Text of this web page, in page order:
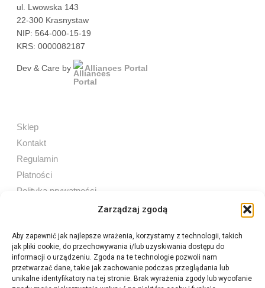
Zarządzaj zgodą
Aby zapewnić jak najlepsze wrażenia, korzystamy z technologii, takich
jak pliki cookie, do przechowywania i/lub uzyskiwania dostępu do
informacji o urządzeniu. Zgoda na te technologie pozwoli nam
przetwarzać dane, takie jak zachowanie podczas przeglądania lub
unikalne identyfikatory na tej stronie. Brak wyrażenia zgody lub wycofanie
ul. Lwowska 143
22-300 Krasnystaw
NIP: 564-000-15-19
KRS: 0000082187
Dev & Care by Alliances Portal
Sklep
Kontakt
Regulamin
Płatności
Polityka prywatności
Sprzedaż internetowa
Tel:605 603 753